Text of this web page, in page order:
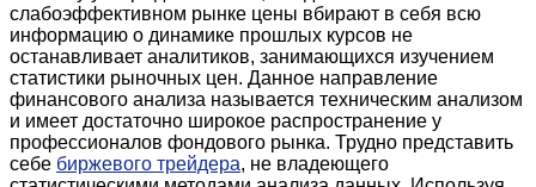
слабоэффективном рынке цены вбирают в себя всю
информацию о динамике прошлых курсов не
останавливает аналитиков, занимающихся изучением
статистики рыночных цен. Данное направление
финансового анализа называется техническим анализом
и имеет достаточно широкое распространение у
профессионалов фондового рынка. Трудно представить
себе биржевого трейдера, не владеющего